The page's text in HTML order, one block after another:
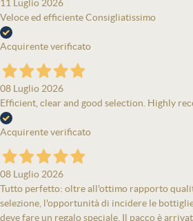
11 Luglio 2026
Veloce ed efficiente Consigliatissimo
Acquirente verificato
08 Luglio 2026
Efficient, clear and good selection. Highly
Acquirente verificato
08 Luglio 2026
Tutto perfetto: oltre all'ottimo rapporto
selezione, l'opportunità di incidere le
deve fare un regalo speciale. Il pacco è